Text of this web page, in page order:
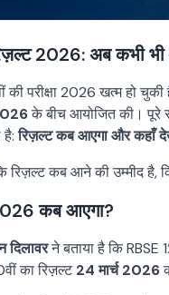
रिज़ल्ट 2026: अब
की परीक्षा 2026 खत्म हो
के बीच आयोजित की। पूरे
है:रिज़ल्ट कब आएगा और कहाँ
रिज़ल्ट कब आने की उम्मीद है,
कब आएगा?
दिलावरने बताया है कि RBSE
का रिज़ल्ट24 मार्च 2026